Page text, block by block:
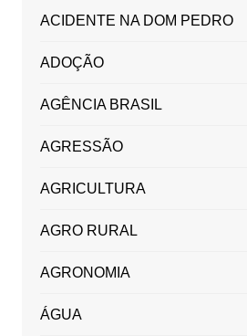
ACIDENTE NA DOM PEDRO
ADOÇÃO
AGÊNCIA BRASIL
AGRESSÃO
AGRICULTURA
AGRO RURAL
AGRONOMIA
ÁGUA